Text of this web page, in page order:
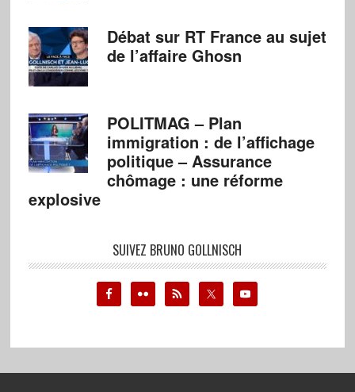
Débat sur RT France au sujet
de l’affaire Ghosn
POLITMAG – Plan
immigration : de l’affichage
politique – Assurance
chômage : une réforme
explosive
SUIVEZ BRUNO GOLLNISCH